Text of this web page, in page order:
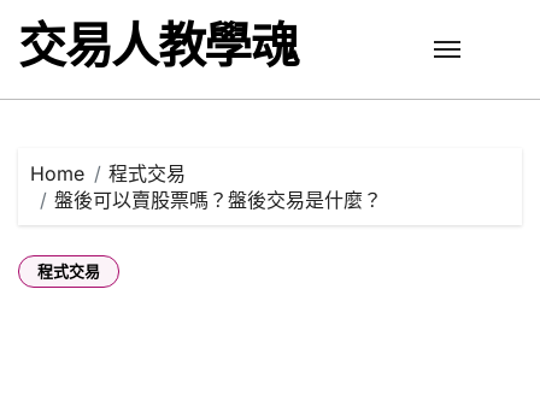
content
交易人教學魂
Home
程式交易
盤後可以賣股票嗎？盤後交易是什麼？
程式交易